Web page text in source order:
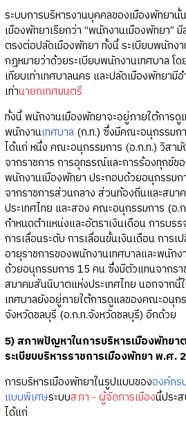
ระบบการบริหารงานบุคคลของเมืองพัทยา
เมืองพัทยาเรียกว่า “พนักงานเมืองพัทยา”
ตรงต่อปลัดเมืองพัทยา ทั้งนี้ ระเบียบพนักง
กฎหมายว่าด้วยระเบียบพนักงานเทศบาล โ
เทียบเท่าเทศบาลนคร และปลัดเมืองพัทยา
เท่านายกเทศมนตรี
ทั้งนี้ พนักงานเมืองพัทยาจะอยู่ภายใต้การ
พนักงานเทศบาล (ก.ท.) ซึ่งมีคณะอนุกรรม
ได้แก่ หนึ่ง คณะอนุกรรมการ (อ.ก.ท.) วิส
จากราชการ การอุทธรณ์และการร้องทุกข์ข
พนักงานเมืองพัทยา ประกอบด้วยอนุกรรม
จากราชการส่วนกลาง ส่วนท้องถิ่นและสมา
ประเทศไทย และสอง คณะอนุกรรมการ (อ
กำหนดตำแหน่งและอัตราเงินเดือน การบร
การเลื่อนระดับ การเลื่อนขั้นเงินเดือน การ
อายุราชการของพนักงานเทศบาลและพนัก
ด้วยอนุกรรมการ 15 คน ซึ่งมีตัวแทนจากรา
สมาคมสันนิบาตแห่งประเทศไทย นอกจาก
เทศบาลยังอยู่ภายใต้การดูแลของคณะอนุก
จังหวัดชลบุรี (อ.ก.ท.จังหวัดชลบุรี) อีกด้วย
5) สภาพปัญหาในการบริหารเมืองพัทย
ระเบียบบริหารราชการเมืองพัทยา พ.ศ.
การบริหารเมืองพัทยาในรูปแบบขององค์กร
แบบพิเศษระบบสภา - ผู้จัดการเมืองนี้ประ
ได้แก่